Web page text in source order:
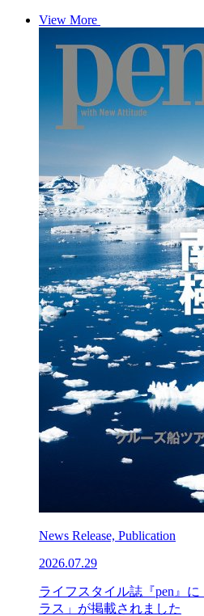
View More
News Release, Publication
2026.07.29
ライフスタイル誌『pen』
ラス」が掲載されました